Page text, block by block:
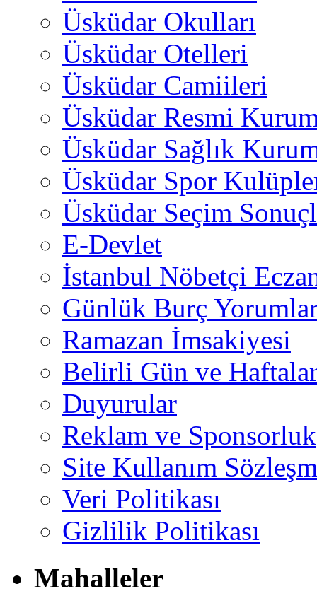
Üsküdar Okulları
Üsküdar Otelleri
Üsküdar Camiileri
Üsküdar Resmi
Üsküdar Sağlık
Üsküdar Spor
Üsküdar Seçim
E-Devlet
İstanbul Nöbetçi
Günlük Burç
Ramazan İmsakiyesi
Belirli Gün ve
Duyurular
Reklam ve Sponsorluk
Site Kullanım
Veri Politikası
Gizlilik Politikası
Mahalleler